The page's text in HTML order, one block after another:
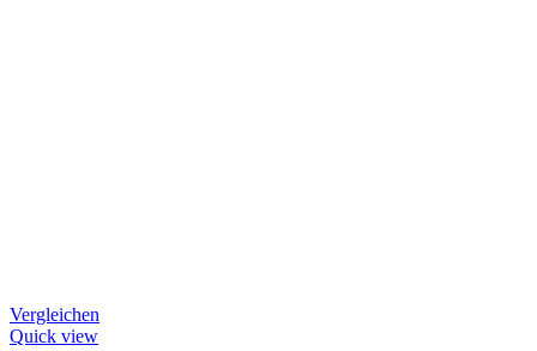
Vergleichen
Quick view